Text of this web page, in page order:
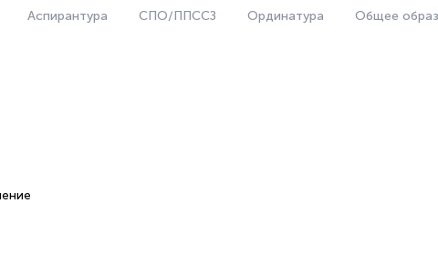
Аспирантура СПО/ППССЗ Ординатура Общее